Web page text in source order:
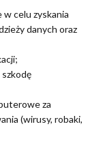
celu zyskania
danych oraz
za
(wirusy, robaki,